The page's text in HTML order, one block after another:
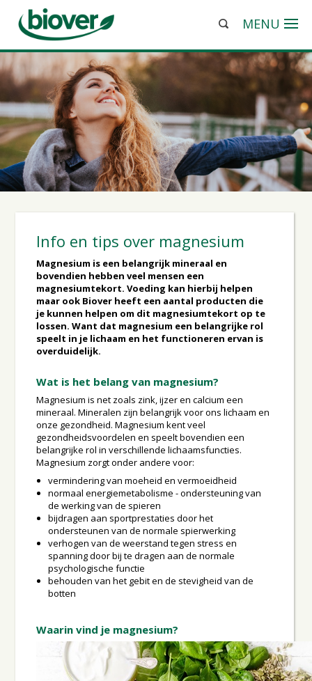
MENU
Info en tips over magnesium
Magnesium is een belangrijk mineraal en
bovendien hebben veel mensen een
magnesiumtekort. Voeding kan hierbij helpen
maar ook Biover heeft een aantal producten die
je kunnen helpen om dit magnesiumtekort op te
lossen. Want dat magnesium een belangrijke rol
speelt in je lichaam en het functioneren ervan is
overduidelijk.
Wat is het belang van magnesium?
Magnesium is net zoals zink, ijzer en calcium een
mineraal. Mineralen zijn belangrijk voor ons lichaam en
onze gezondheid. Magnesium kent veel
gezondheidsvoordelen en speelt bovendien een
belangrijke rol in verschillende lichaamsfuncties.
Magnesium zorgt onder andere voor:
vermindering van moeheid en vermoeidheid
normaal energiemetabolisme - ondersteuning van
de werking van de spieren
bijdragen aan sportprestaties door het
ondersteunen van de normale spierwerking
verhogen van de weerstand tegen stress en
spanning door bij te dragen aan de normale
psychologische functie
behouden van het gebit en de stevigheid van de
botten
Waarin vind je magnesium?